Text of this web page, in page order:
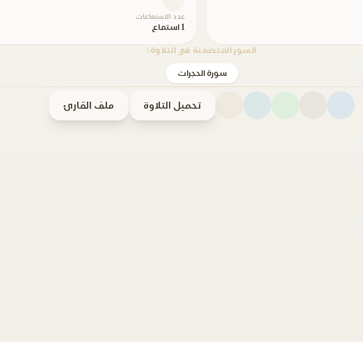
عدد الاستماعات
1 استماع
السور المتضمنة في التلاوة:
سورة الحجرات
تحميل التلاوة ملف القارئ